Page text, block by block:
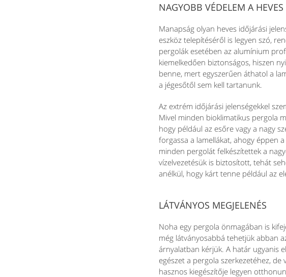
NAGYOBB VÉDELEM A HEVES
Manapság olyan heves időjárási
eszköz telepítéséről is legyen szó,
pergolák esetében az alumínium
kiemelkedően biztonságos, hiszen
benne, mert egyszerűen áthatol a
a jégesőtől sem kell tartanunk.
Az extrém időjárási jelenségekkel
Mivel minden bioklimatikus pergola
hogy például az esőre vagy a nagy
forgassa a lamellákat, ahogy éppen
minden pergolát felkészítettek a
vízelvezetésük is biztosított, tehát
anélkül, hogy kárt tenne például az
LÁTVÁNYOS MEGJELENÉS
Noha egy pergola önmagában is
még látványosabbá tehetjük abban
árnyalatban kérjük. A határ ugyanis
egészet a pergola szerkezetéhez,
hasznos kiegészítője legyen